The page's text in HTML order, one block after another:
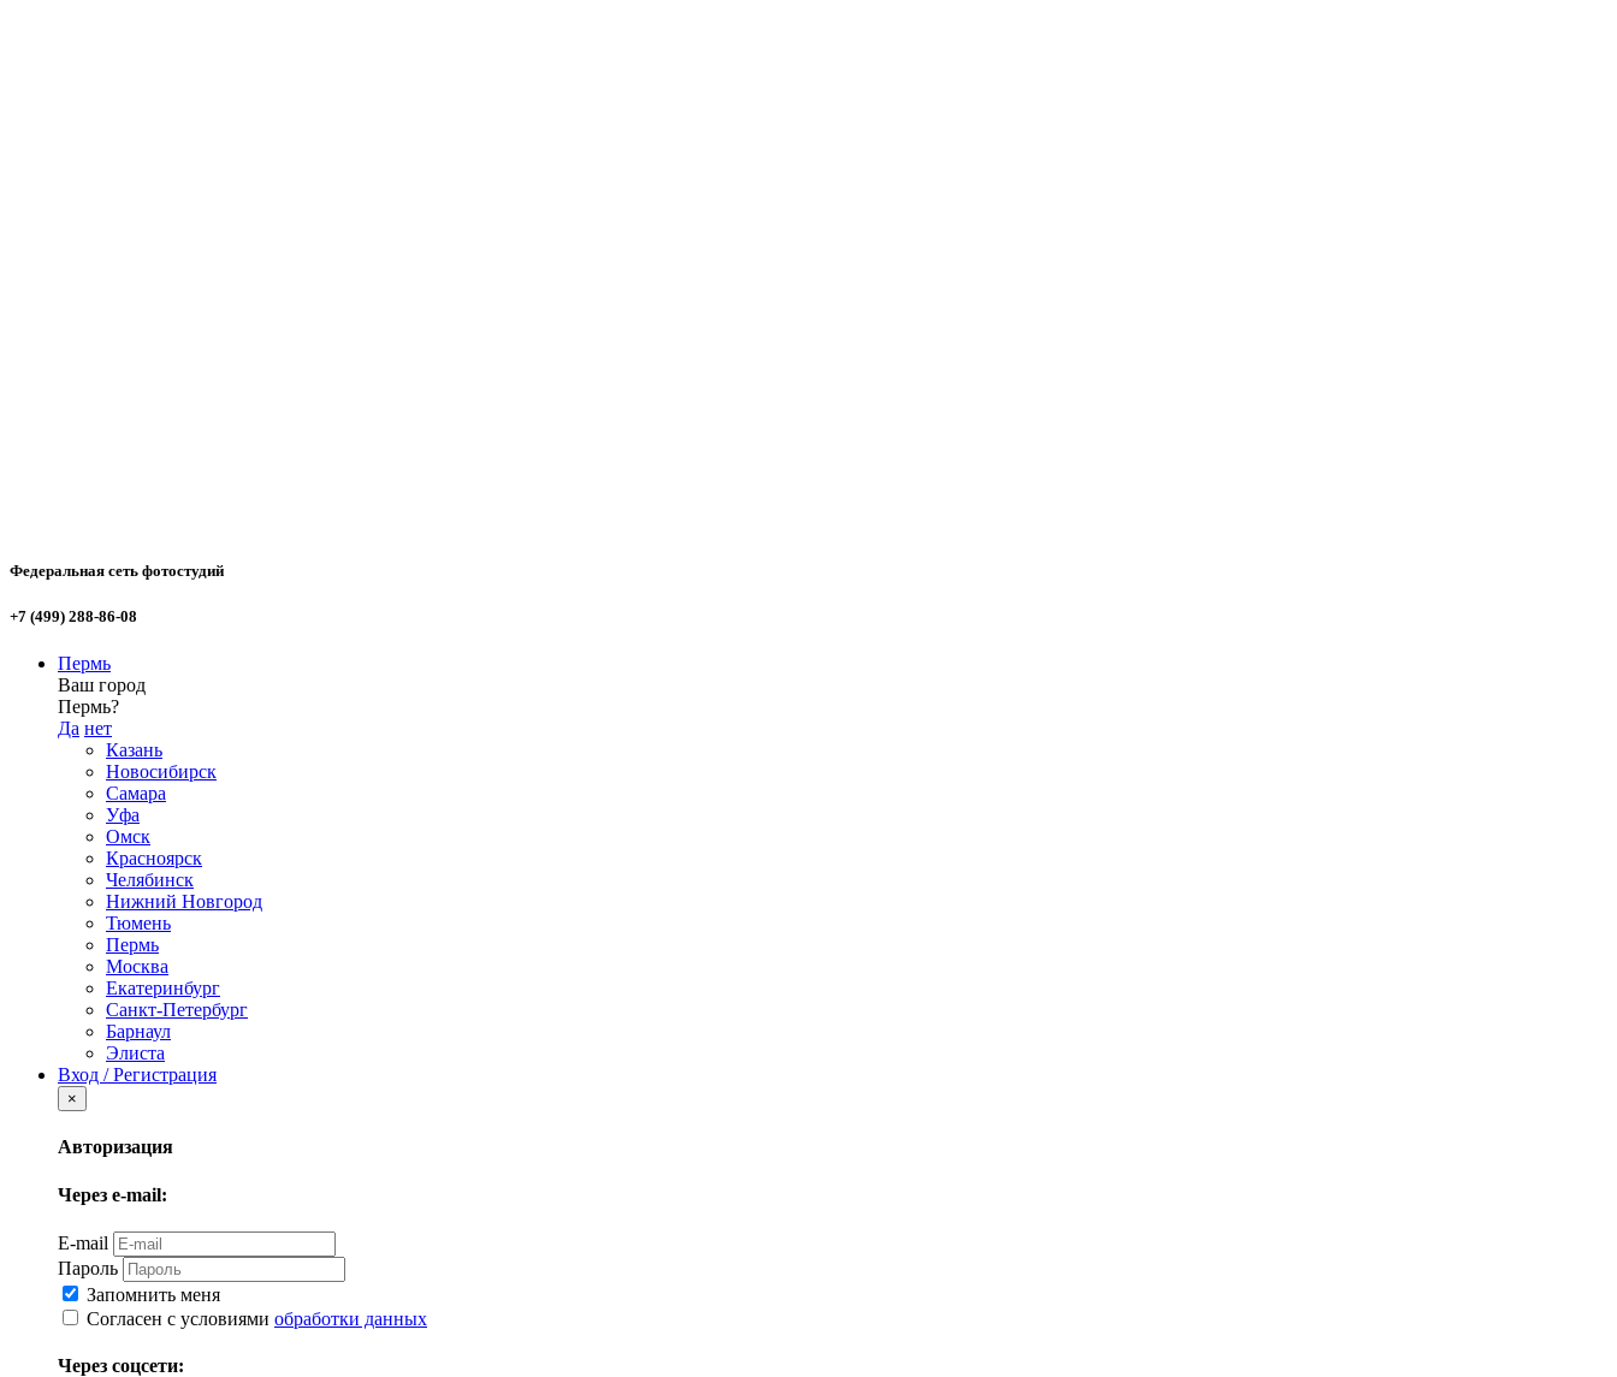
Федеральная сеть фотостудий
+7 (499) 288-86-08
Пермь
Ваш город
Пермь?
Да нет
Казань
Новосибирск
Самара
Уфа
Омск
Красноярск
Челябинск
Нижний Новгород
Тюмень
Пермь
Москва
Екатеринбург
Санкт-Петербург
Барнаул
Элиста
Вход / Регистрация
×
Авторизация
Через e-mail:
E-mail
Пароль
Запомнить меня
Согласен с условиями обработки данных
Через соцсети: